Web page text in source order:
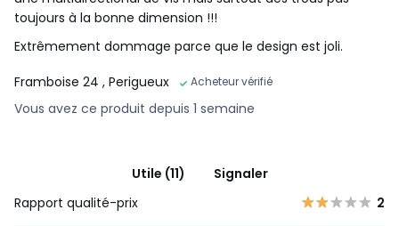
toujours à la bonne dimension !!!
Extrêmement dommage parce que le design est joli.
Framboise 24 , Perigueux Acheteur vérifié
Vous avez ce produit depuis 1 semaine
Utile (11)
Signaler
Rapport qualité-prix
2